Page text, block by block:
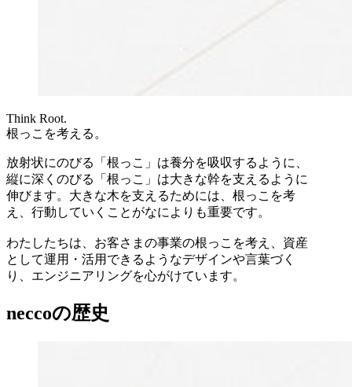
Think Root.
根っこを考える。
放射状にのびる「根っこ」は養分を吸収するように、
縦に深くのびる「根っこ」は大きな幹を支えるように
伸びます。大きな木を支えるためには、根っこを考
え、行動していくことがなによりも重要です。
わたしたちは、お客さまの事業の根っこを考え、資産
として運用・活用できるようなデザインや言葉づく
り、エンジニアリングを心がけています。
neccoの歴史